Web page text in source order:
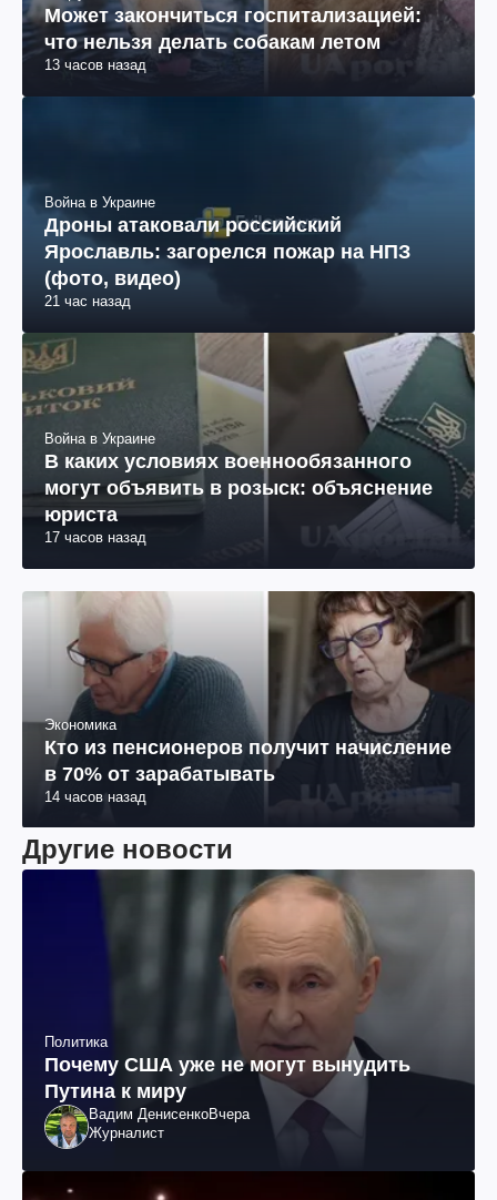
Может закончиться госпитализацией:
что нельзя делать собакам летом
13 часов назад
Война в Украине
Дроны атаковали российский
Ярославль: загорелся пожар на НПЗ
(фото, видео)
21 час назад
Война в Украине
В каких условиях военнообязанного
могут объявить в розыск: объяснение
юриста
17 часов назад
Экономика
Кто из пенсионеров получит начисление
в 70% от зарабатывать
14 часов назад
Другие новости
Политика
Почему США уже не могут вынудить
Путина к миру
Вадим ДенисенкоВчера
Журналист